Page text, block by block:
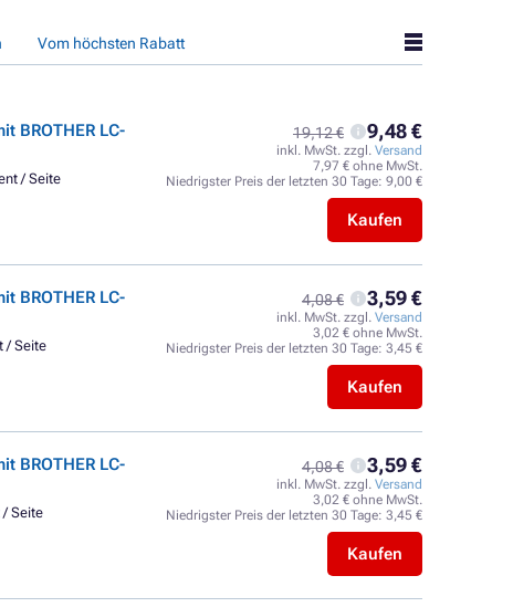
Vom höchsten Rabatt
BROTHER LC-
/ Seite
19,12 € 9,48 €
inkl. MwSt. zzgl. Versand
7,97 € ohne MwSt.
Niedrigster Preis der letzten 30 Tage: 9,00 €
Kaufen
BROTHER LC-
/ Seite
4,08 € 3,59 €
inkl. MwSt. zzgl. Versand
3,02 € ohne MwSt.
Niedrigster Preis der letzten 30 Tage: 3,45 €
Kaufen
BROTHER LC-
/ Seite
4,08 € 3,59 €
inkl. MwSt. zzgl. Versand
3,02 € ohne MwSt.
Niedrigster Preis der letzten 30 Tage: 3,45 €
Kaufen